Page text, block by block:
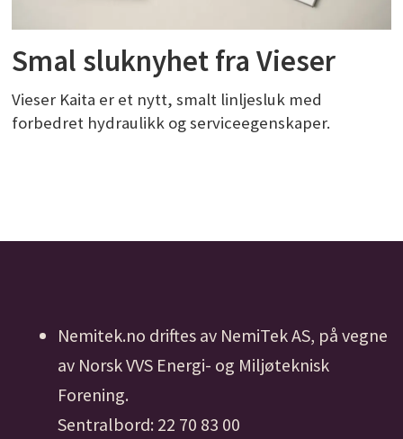
Smal sluknyhet fra Vieser
Vieser Kaita er et nytt, smalt linljesluk med
forbedret hydraulikk og serviceegenskaper.
Nemitek.no driftes av NemiTek AS, på vegne
av Norsk VVS Energi- og Miljøteknisk
Forening.
Sentralbord: 22 70 83 00